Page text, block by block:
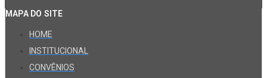
MAPA DO SITE
HOME
INSTITUCIONAL
CONVÊNIOS